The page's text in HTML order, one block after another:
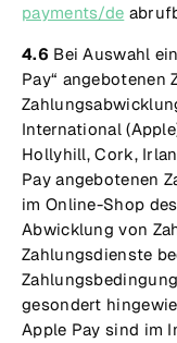
payments/de
4.6 Bei Auswahl
Pay“ angebotenen
International
Hollyhill, Cork,
Pay angebotenen
im Online-Shop
Abwicklung von
Zahlungsdienste
gesondert
Apple Pay sind im